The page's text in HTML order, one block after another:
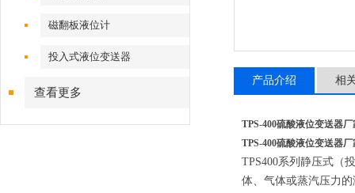
磁翻板液位计
投入式液位变送器
查看更多
产品介绍 相
TPS-400硫酸液位变送器厂
TPS-400硫酸液位变送器厂
TPS400系列静压式（
体、气体或蒸汽压力